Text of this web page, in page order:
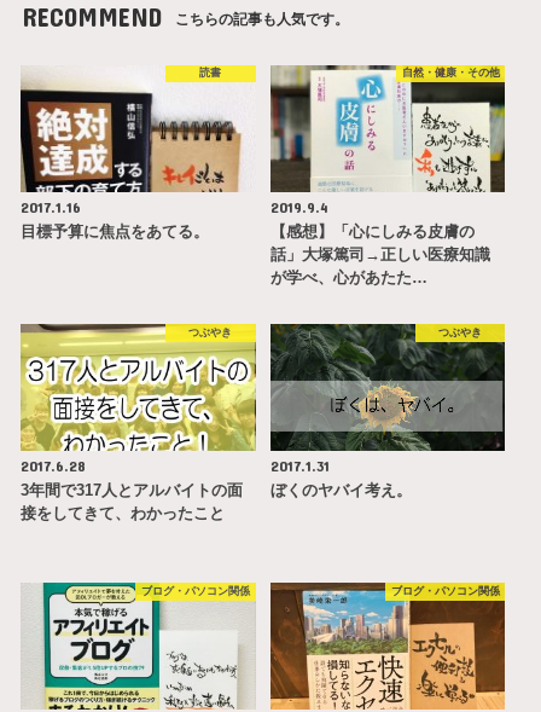
RECOMMEND こちらの記事も人気です。
読書
2017.1.16
目標予算に焦点をあてる。
自然・健康・その他
2019.9.4
【感想】「心にしみる皮膚の
話」大塚篤司→正しい医療知識
が学べ、心があたた…
つぶやき
2017.6.28
3年間で317人とアルバイトの面
接をしてきて、わかったこと
つぶやき
2017.1.31
ぼくのヤバイ考え。
ブログ・パソコン関係 ブログ・パソコン関係